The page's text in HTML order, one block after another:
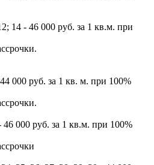
14 - 46 000 руб. за 1 кв.м. при
000 руб. за 1 кв. м. при 100%
000 руб. за 1 кв.м. при 100%